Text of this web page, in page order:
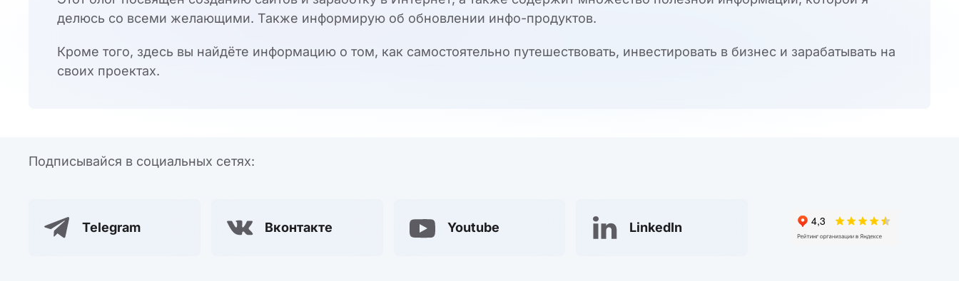
делюсь со всеми желающими. Также информирую об обновлении инфо-продуктов.
Кроме того, здесь вы найдёте информацию о том, как самостоятельно путешествовать, инвестировать в бизнес и зарабатывать на
своих проектах.
Подписывайся в социальных сетях:
Telegram Вконтакте Youtube LinkedIn